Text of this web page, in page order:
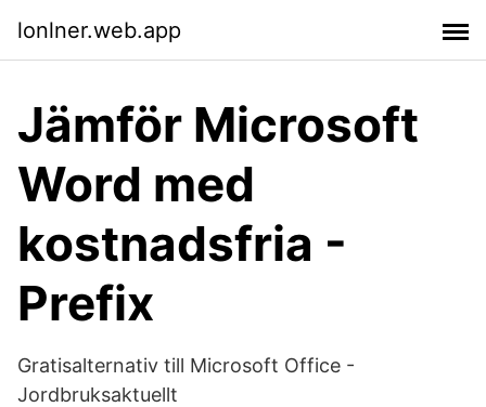
lonlner.web.app
Jämför Microsoft
Word med
kostnadsfria -
Prefix
Gratisalternativ till Microsoft Office -
Jordbruksaktuellt